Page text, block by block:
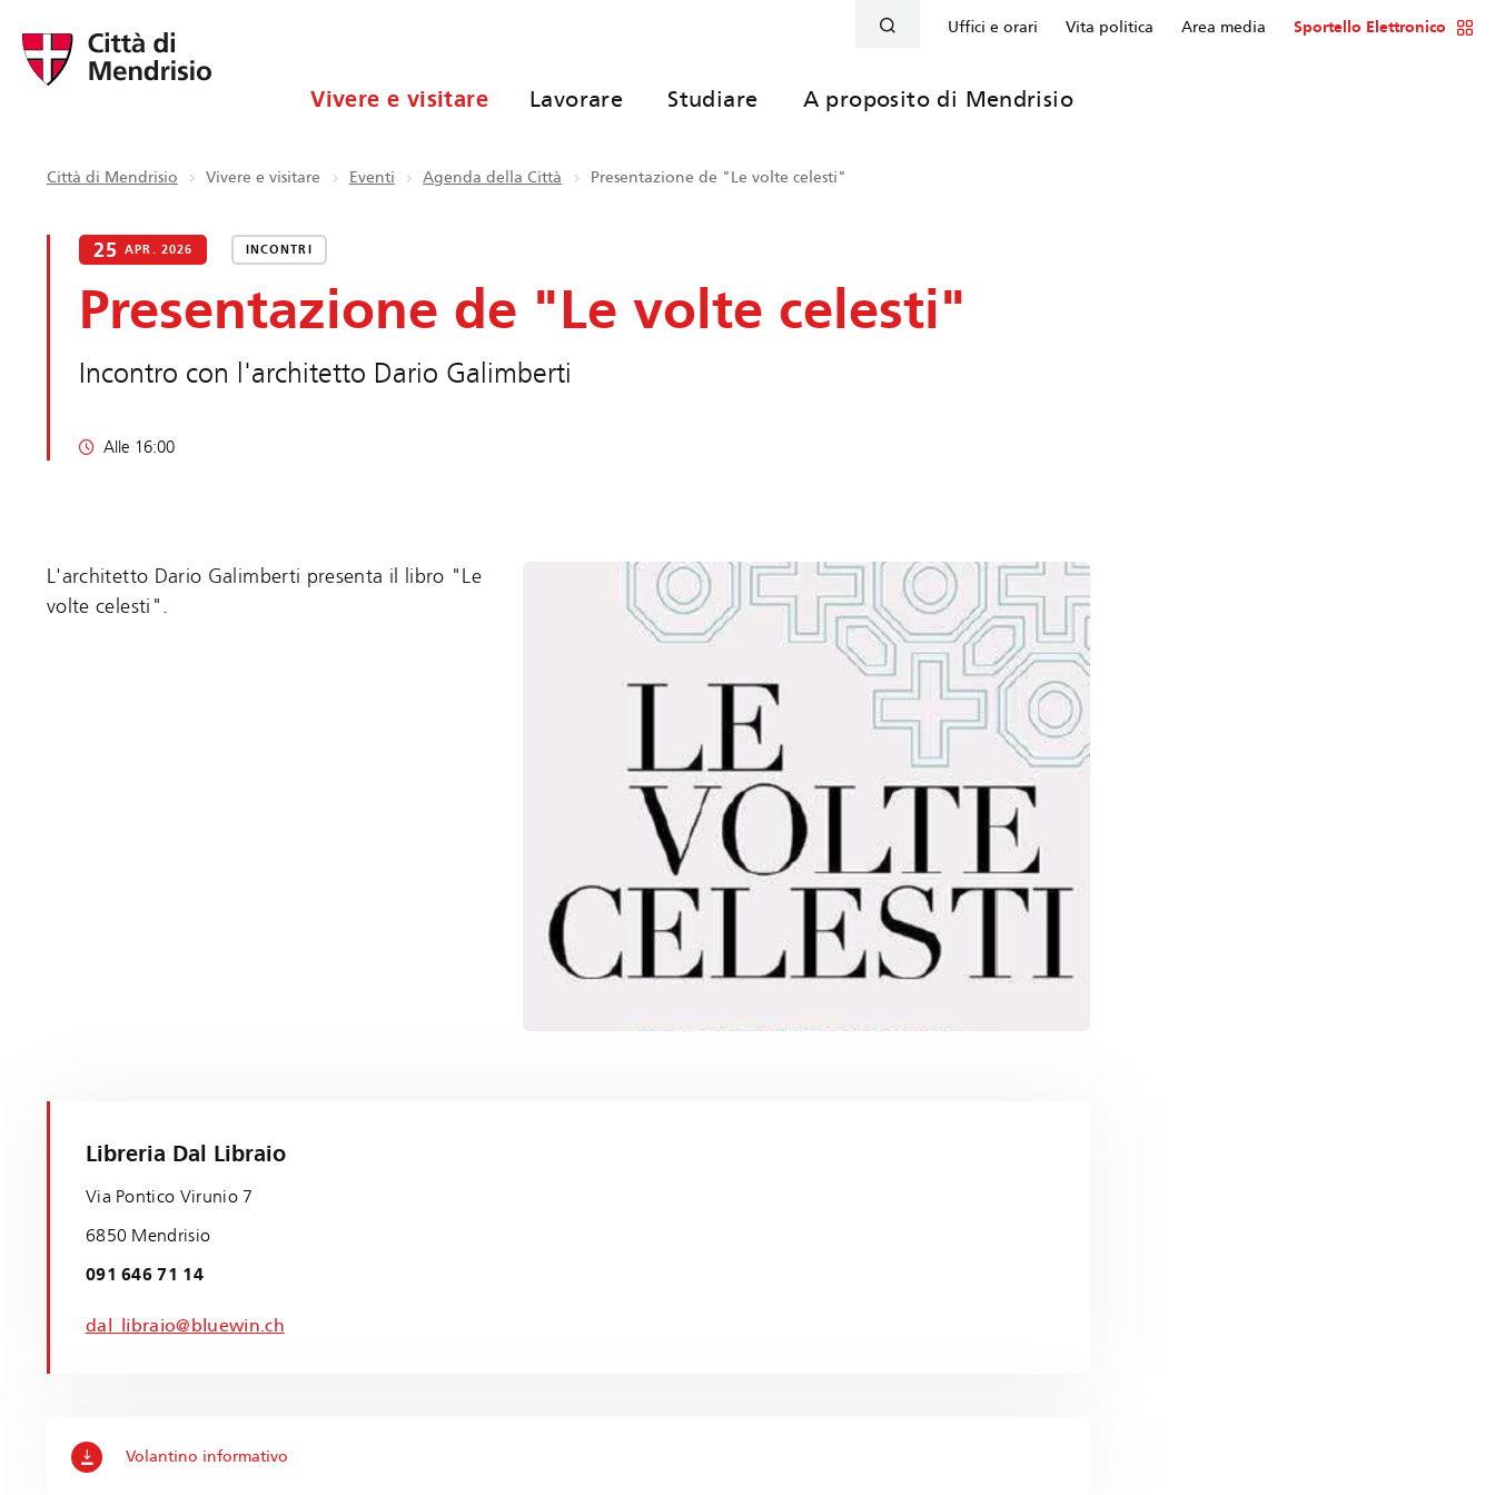
Uffici e orari Vita politica Area media Sportello Elettronico
Vivere e visitare Lavorare Studiare A proposito di Mendrisio
Città di Mendrisio Vivere e visitare Eventi Agenda della Città Presentazione de "Le volte celesti"
25 APR. 2026 INCONTRI
Presentazione de "Le volte celesti"
Incontro con l'architetto Dario Galimberti
Alle 16:00
L'architetto Dario Galimberti presenta il libro "Le
volte celesti".
Libreria Dal Libraio
Via Pontico Virunio 7
6850 Mendrisio
091 646 71 14
dal_libraio@bluewin.ch
Volantino informativo